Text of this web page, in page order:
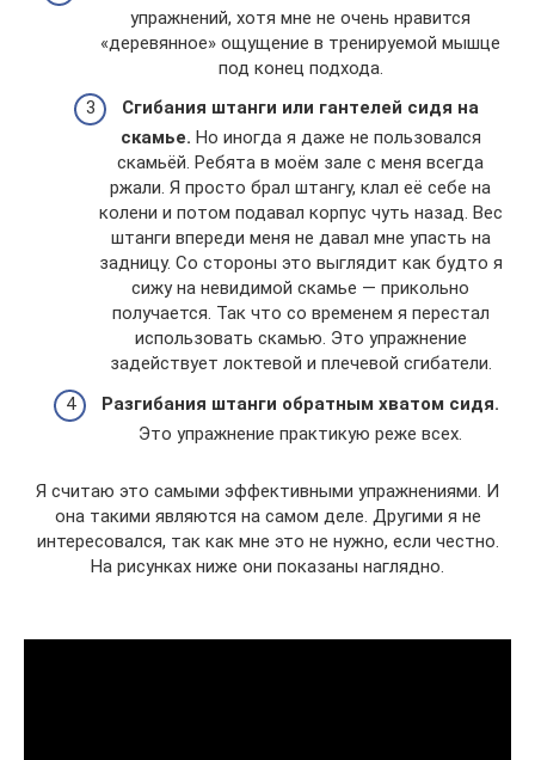
упражнений, хотя мне не очень нравится
«деревянное» ощущение в тренируемой мышце
под конец подхода.
Сгибания штанги или гантелей сидя на
скамье. Но иногда я даже не пользовался
скамьёй. Ребята в моём зале с меня всегда
ржали. Я просто брал штангу, клал её себе на
колени и потом подавал корпус чуть назад. Вес
штанги впереди меня не давал мне упасть на
задницу. Со стороны это выглядит как будто я
сижу на невидимой скамье — прикольно
получается. Так что со временем я перестал
использовать скамью. Это упражнение
задействует локтевой и плечевой сгибатели.
Разгибания штанги обратным хватом сидя.
Это упражнение практикую реже всех.
Я считаю это самыми эффективными упражнениями. И
она такими являются на самом деле. Другими я не
интересовался, так как мне это не нужно, если честно.
На рисунках ниже они показаны наглядно.